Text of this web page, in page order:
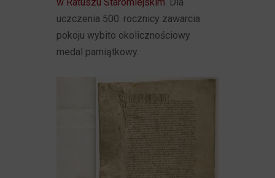
w Ratuszu Staromiejskim. Dla
uczczenia 500. rocznicy zawarcia
pokoju wybito okolicznościowy
medal pamiątkowy.